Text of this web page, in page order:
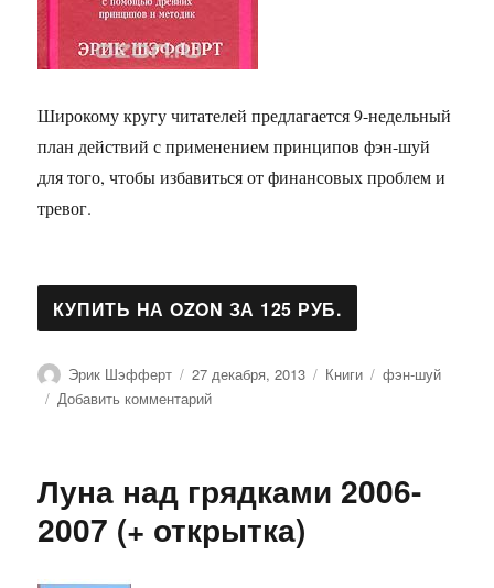
Широкому кругу читателей предлагается 9-недельный
план действий с применением принципов фэн-шуй
для того, чтобы избавиться от финансовых проблем и
тревог.
Автор
Эрик Шэфферт Опубликовано
27 декабря, 2013 Рубрики
Книги Метки
фэн-шуй
Добавить комментарийк
финансовую
жизнь
—
Луна над грядками 2006-
2007 (+ открытка)